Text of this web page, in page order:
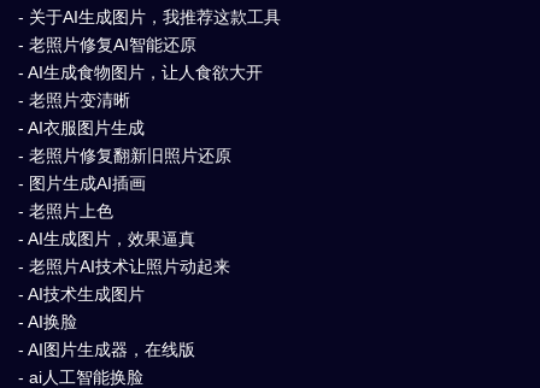
- 关于AI生成图片，我推荐这款工具
- 老照片修复AI智能还原
- AI生成食物图片，让人食欲大开
- 老照片变清晰
- AI衣服图片生成
- 老照片修复翻新旧照片还原
- 图片生成AI插画
- 老照片上色
- AI生成图片，效果逼真
- 老照片AI技术让照片动起来
- AI技术生成图片
- AI换脸
- AI图片生成器，在线版
- ai人工智能换脸